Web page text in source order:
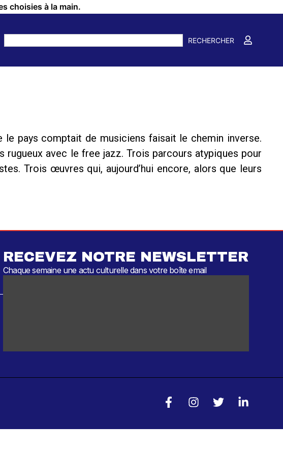
choisies à la main.
RECHERCHER
pays comptait de musiciens faisait le chemin inverse.
rugueux avec le free jazz. Trois parcours atypiques pour
Trois œuvres qui, aujourd’hui encore, alors que leurs
RECEVEZ NOTRE NEWSLETTER
Chaque semaine une actu culturelle dans votre boîte email